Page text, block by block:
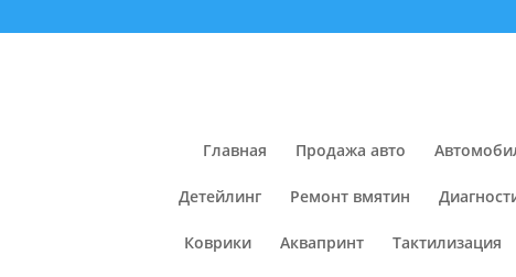
Главная Продажа авто
Детейлинг Ремонт вмятин
Коврики Аквапринт Тактилизация